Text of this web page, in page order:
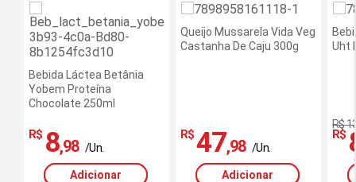
Bebida Láctea Betânia
Yobem Proteína
Chocolate 250ml
R$ 8,98 /Un.
Adicionar
Queijo Mussarela Vida Veg
Castanha De Caju 300g
R$47,98 /Un.
Adicionar
Uht
R$
R$